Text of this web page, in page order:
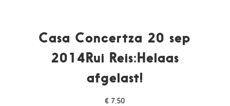
Casa Concertza 20 sep
2014Rui Reis:Helaas
afgelast!
€ 7,50